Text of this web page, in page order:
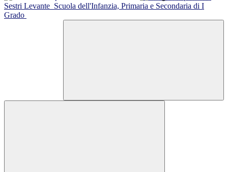
Sestri Levante Scuola dell'Infanzia, Primaria e Secondaria di I
Grado